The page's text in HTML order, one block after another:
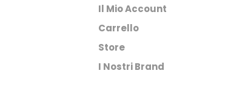
Il Mio Account
Carrello
Store
I Nostri Brand